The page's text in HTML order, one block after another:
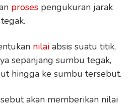
proses pengukuran jarak
nilai absis suatu titik,
sepanjang sumbu tegak,
hingga ke sumbu tersebut.
akan memberikan nilai